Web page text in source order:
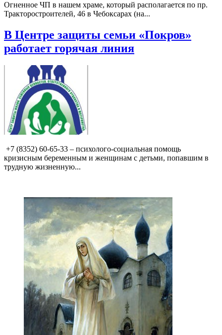
Огненное ЧП в нашем храме, который располагается по пр.
Тракторостроителей, 46 в Чебоксарах (на...
В Центре защиты семьи «Покров»
работает горячая линия
+7 (8352) 60-65-33 – психолого-социальная помощь
кризисным беременным и женщинам с детьми, попавшим в
трудную жизненную...